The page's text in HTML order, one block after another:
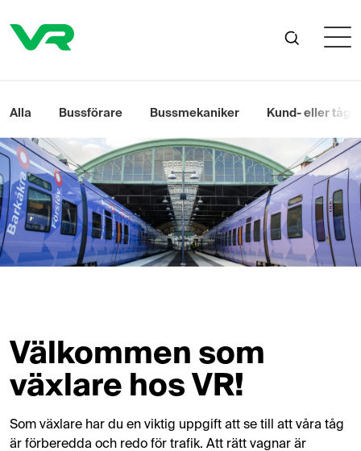
Alla Bussförare Bussmekaniker Kund- eller
Välkommen som
växlare hos VR!
Som växlare har du en viktig uppgift att se till att våra tåg
är förberedda och redo för trafik. Att rätt vagnar är